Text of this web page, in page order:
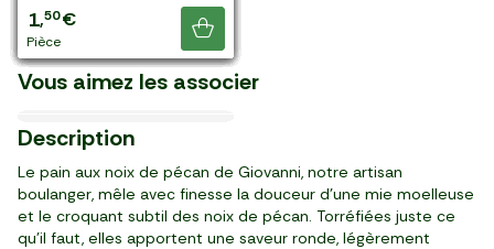
5,50€
pièce (400 g)
4,70€
pièce (450 g)
5,00€
pièce (400 g)
4,50€
pièce (450 g)
4,00€
pièce (400 g)
4,20€
pièce (450 g)
3,10€
pièce (450 g)
4,50€
pièce (400 g)
3,90€
pièce (450 g)
1,39€
pièce (250 g)
5,00€
pièce (250g)
5,00€
pièce (250g)
5,00€
pièce (250g)
5,10€
pièce (340 g)
1,50€
pièce
Je découvre
Vous aimez les associer
La Confiture de framboise
Willamette
3,19 €
le 2ème à -50%
Les Cerneaux de noix
6,69 €
Les Raisins bruns sultanine
3,39 €
le 2ème à -50%
Le Vin rouge Les Petits
Vignerons Pays d'Oc IGP
2024
5,99 €
L'Huile d'olive vierge extra
Koroneiki 100%
8,99 €
Le Vinaigre balsamique de
Modène IGP
2,99 €
Le Rocamadour fermier
AOP
France
3,29 €
Le Miel de montagne
France
6,99 €
demi-sel "Ker Argoët"
500g
France
6,99 €
Les Sardines à l'huile
d'olive "Parodi"
2,39 €
La Mozzarella di Bufala x3
Italie
4,29 €
Description
Le pain aux noix de pécan de Giovanni, notre artisan
boulanger, mêle avec finesse la douceur d’une mie moelleuse
et le croquant subtil des noix de pécan. Torréfiées juste ce
qu’il faut, elles apportent une saveur ronde, légèrement